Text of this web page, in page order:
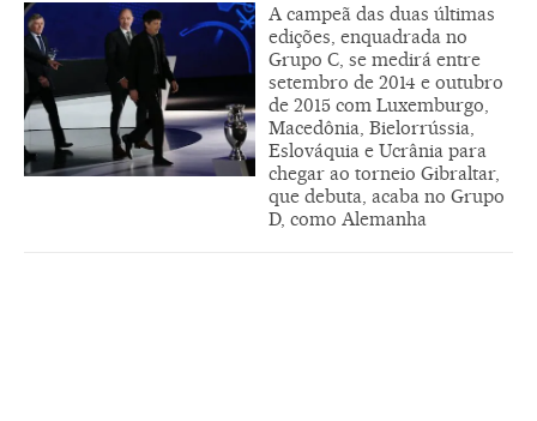
A campeã das duas últimas
edições, enquadrada no
Grupo C, se medirá entre
setembro de 2014 e outubro
de 2015 com Luxemburgo,
Macedônia, Bielorrússia,
Eslováquia e Ucrânia para
chegar ao torneio Gibraltar,
que debuta, acaba no Grupo
D, como Alemanha